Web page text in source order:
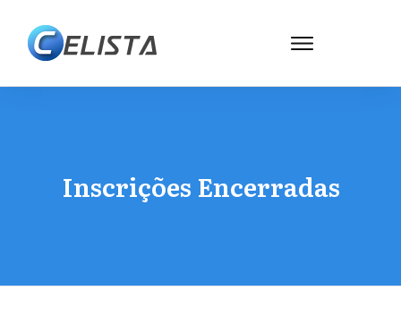
Inscrições Encerradas